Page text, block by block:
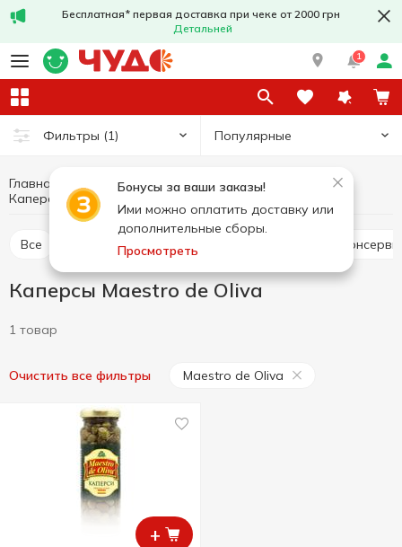
Бесплатная* первая доставка при чеке от 2000 грн
Детальней
1
Фильтры (1) Популярные
Бонусы за ваши заказы!
Ими можно оплатить доставку или
дополнительные сборы.
Просмотреть
Главная Консервы
Каперсы Каперсы Maestro de Oliva
Все Помидоры консервированные Огурцы
Каперсы Maestro de Oliva
1 товар
Очистить все фильтры Maestro de Oliva
+